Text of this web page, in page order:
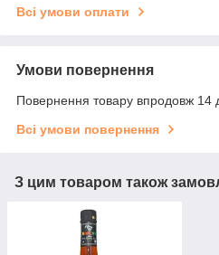
Всі умови оплати
Умови повернення
Повернення товару впродовж 14
Всі умови повернення
З цим товаром також